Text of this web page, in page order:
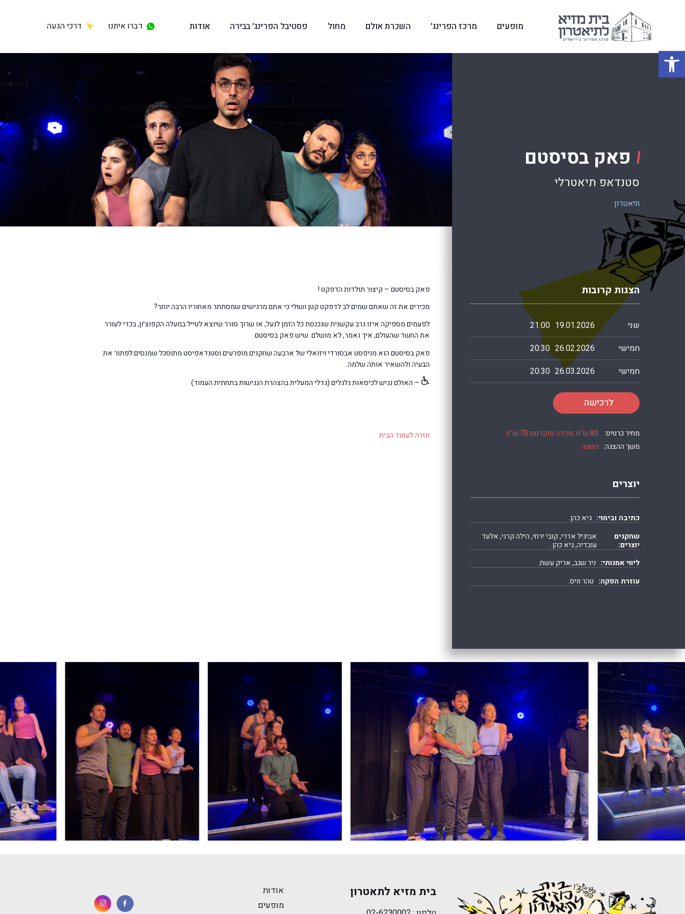
פתח סרגל נגישות
מופעים מרכז הפרינג׳ השכרת אולם מחול פסטיבל הפרינג׳ בבירה אודות דברו איתנו דרכי הגעה
פאק בסיסטם
סטנדאפ תיאטרלי
תיאטרון
הצגות קרובות
שני 19.01.2026
21:00
חמישי
26.02.2026
20:30
חמישי
26.03.2026
20:30
לרכישה
מחיר כרטיס:
80 ש"ח. מכירה מוקדמת 70 ש"ח
משך ההצגה: כשעה.
יוצרים
כתיבה ובימוי: גיא כהן.
שחקנים
יוצרים:
אביגיל אדרי, קובי ירחי, הילה קרני, אלעד
עובדיה, גיא כהן.
ליווי אמנותי: ניר שגב, אריק עשת.
עוזרת הפקה: טהר וויס.
פאק בסיסטם – קיצור תולדות הדפקט !
מכירים את זה שאתם שמים לב לדפקט קטן ושולי כי אתם מרגישים שמסתתר מאחוריו הרבה יותר?
לפעמים מספיקה איזו גרב עקשנית שנכנסת כל הזמן לנעל, או שרוך סורר שיוצא לטייל במעלה הקפוצ׳ון, בכדי לעורר
את החשד שהעולם, איך נאמר, לא מושלם. שיש פאק בסיסטם.
פאק בסיסטם הוא מניפסט אבסורדי ויזואלי של ארבעה שחקנים מופרעים וסטנדאפיסט מתוסכל שמנסים לפתור את
הבעיה ולהשאיר אותה שלמה.
– האולם נגיש לכיסאות גלגלים (גדלי המעלית בהצהרת הנגישות בתחתית העמוד)
חזרה לעמוד הבית
בית מזיא לתאטרון
אודות
מופעים